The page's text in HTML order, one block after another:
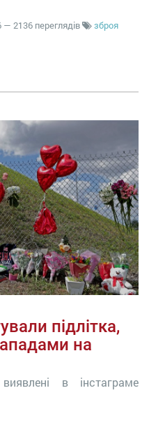
— 2136 переглядів
зброя
підлітка,
на
в інстаграме